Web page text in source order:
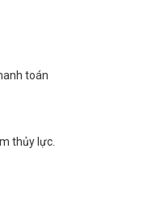
toán
thủy lực.